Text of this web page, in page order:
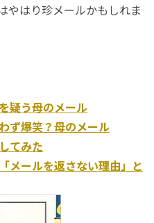
やはり珍メールかもしれま
疑う母のメール
ず爆笑？母のメール
てみた
メールを返さない理由」と